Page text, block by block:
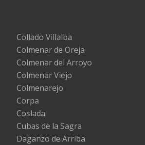
Collado Villalba
Colmenar de Oreja
Colmenar del Arroyo
Colmenar Viejo
Colmenarejo
Corpa
Coslada
Cubas de la Sagra
Daganzo de Arriba